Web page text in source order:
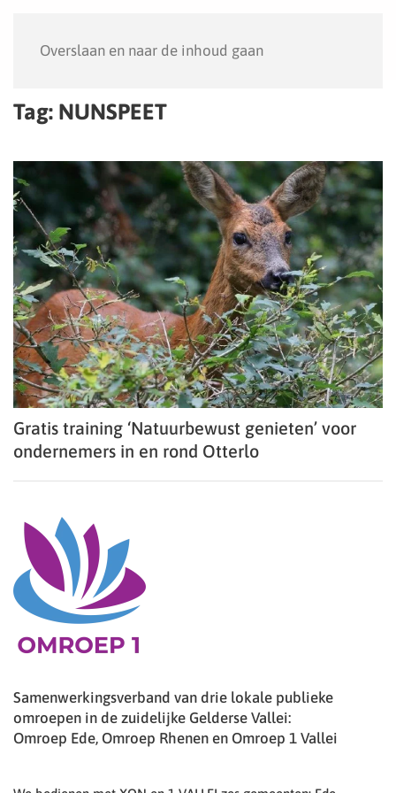
Overslaan en naar de inhoud gaan
Tag: NUNSPEET
Gratis training ‘Natuurbewust genieten’ voor
ondernemers in en rond Otterlo
Samenwerkingsverband van drie lokale publieke
omroepen in de zuidelijke Gelderse Vallei:
Omroep Ede, Omroep Rhenen en Omroep 1 Vallei